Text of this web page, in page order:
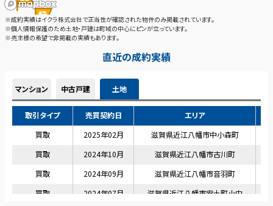
※成約実績はイクラ株式会社で正当性が確認された物件のみ掲載されています。
※個人情報保護のため土地・戸建は町域の中心にピンが立っています。
※売主様の希望で非掲載の実績もあります。
直近の成約実績
マンション 中古戸建 土地
取引タイプ 売買契約日
エリア
買取
2025年02月
滋賀県近江八幡市中小森町
買取
2024年10月
滋賀県近江八幡市古川町
買取
2024年09月 滋賀県近江八幡市音羽町
買取
2024年07月 滋賀県近江八幡市安土町小中